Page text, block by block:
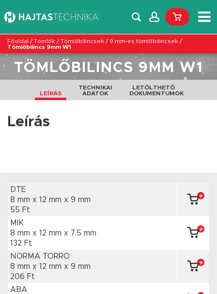
Főoldal / Tömlők / Tömlőbilincsek / 9 mm-es tömlőbilincsek /
Tömlőbilincs 9mm W1
TÖMLŐBILINCS 9MM W1
LEÍRÁS
TECHNIKAI
ADATOK
LETÖLTHETŐ
DOKUMENTUMOK
Leírás
DTE
8 mm x 12 mm x 9 mm
55 Ft
MIK
8 mm x 12 mm x 7.5 mm
132 Ft
NORMA TORRO
8 mm x 12 mm x 9 mm
206 Ft
ABA